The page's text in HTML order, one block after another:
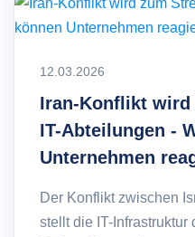
12.03.2026
Iran-Konflikt
IT-Abteilungen -
Unternehmen
Der Konflikt zwischen
stellt die IT-Infrastruktur